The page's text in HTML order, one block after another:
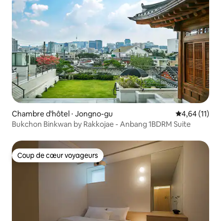
Chambre d'hôtel ⋅ Jongno-gu Évaluation
4,64 (11)
Bukchon Binkwan by Rakkojae - Anbang 1BDRM Suite
Coup de cœur voyageurs
Coup de cœur voyageurs